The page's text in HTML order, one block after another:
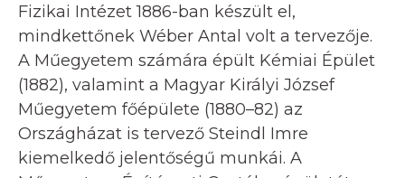
Fizikai Intézet 1886-ban készült el,
mindkettőnek Wéber Antal volt a tervezője.
A Műegyetem számára épült Kémiai Épület
(1882), valamint a Magyar Királyi József
Műegyetem főépülete (1880–82) az
Országházat is tervező Steindl Imre
kiemelkedő jelentőségű munkái. A